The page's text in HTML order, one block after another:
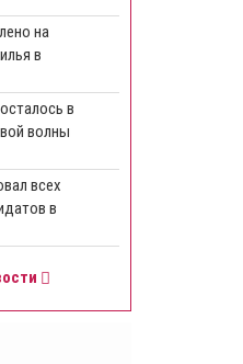
на
в
в
волны
всех
в